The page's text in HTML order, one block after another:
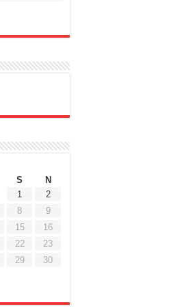
S
N
1
2
8
9
15
16
22
23
29
30